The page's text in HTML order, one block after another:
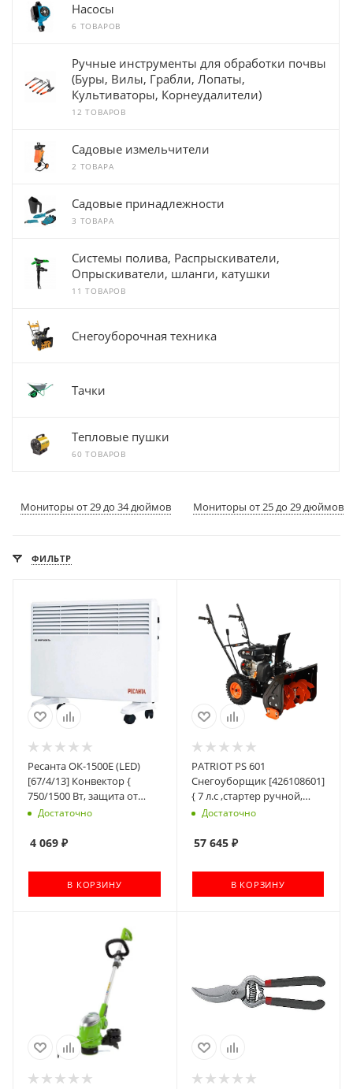
Насосы
6 ТОВАРОВ
Ручные инструменты для обработки почвы
(Буры, Вилы, Грабли, Лопаты,
Культиваторы, Корнеудалители)
12 ТОВАРОВ
Садовые измельчители
2 ТОВАРА
Садовые принадлежности
3 ТОВАРА
Системы полива, Распрыскиватели,
Опрыскиватели, шланги, катушки
11 ТОВАРОВ
Снегоуборочная техника
Тачки
Тепловые пушки
60 ТОВАРОВ
Мониторы от 29 до 34 дюймов Мониторы от 25 до 29 дюймов
ФИЛЬТР
Ресанта ОК-1500Е (LED)
[67/4/13] Конвектор {
750/1500 Вт, защита от
перегрева, электронный
таймер выключения,
Достаточно
4 069 ₽
В КОРЗИНУ
PATRIOT PS 601
Снегоуборщик [426108601]
{ 7 л.с ,стартер ручной,
ковш 56см.; колеса 13х4,1-6
Достаточно
57 645₽
В КОРЗИНУ